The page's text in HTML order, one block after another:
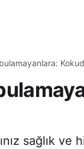
sağlık ve